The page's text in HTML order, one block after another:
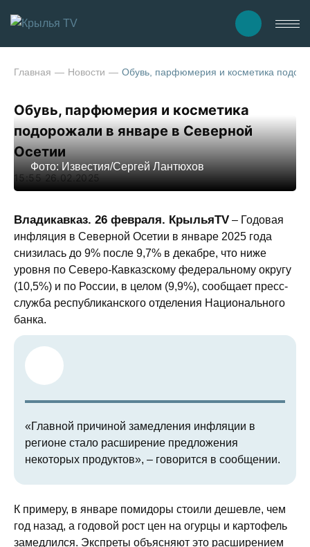
Главная Новости Обувь, парфюмерия и косметика
Обувь, парфюмерия и косметика
подорожали в январе в Северной
Осетии
15:55 26.02.2025
Фото: Известия/Сергей Лантюхов
Владикавказ. 26 февраля. КрыльяTV – Годовая
инфляция в Северной Осетии в январе 2025 года
снизилась до 9% после 9,7% в декабре, что ниже
уровня по Северо-Кавказскому федеральному округу
(10,5%) и по России, в целом (9,9%), сообщает пресс-
служба республиканского отделения Национального
банка.
«Главной причиной замедления инфляции в
регионе стало расширение предложения
некоторых продуктов», – говорится в сообщении.
К примеру, в январе помидоры стоили дешевле, чем
год назад, а годовой рост цен на огурцы и картофель
замедлился. Экспреты объясняют это расширением